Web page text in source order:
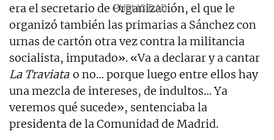
era el secretario de Organización, el que le
organizó también las primarias a Sánchez con
urnas de cartón otra vez contra la militancia
socialista, imputado». «Va a declarar y a cantar
La Traviata o no… porque luego entre ellos hay
una mezcla de intereses, de indultos… Ya
veremos qué sucede», sentenciaba la
presidenta de la Comunidad de Madrid.